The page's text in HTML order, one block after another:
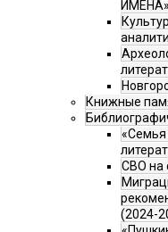
ИМЕНА»
Книжные
«Семья
СВО на
(2024-